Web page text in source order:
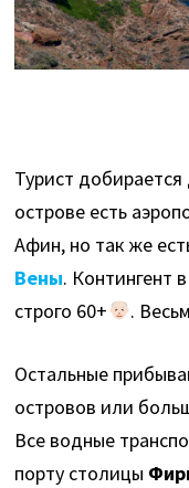
Турист
острове есть
Афин, но так же
Вены. Контингент
строго 60+
.
Остальные
островов или
Все водные
порту столицы